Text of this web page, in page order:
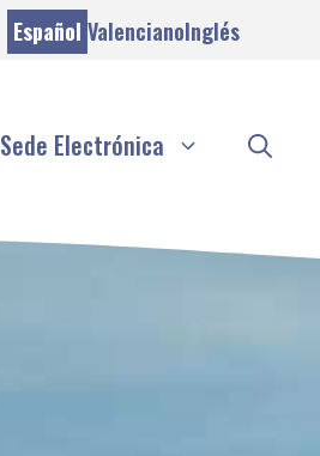
Español ValencianoInglés
Sede Electrónica